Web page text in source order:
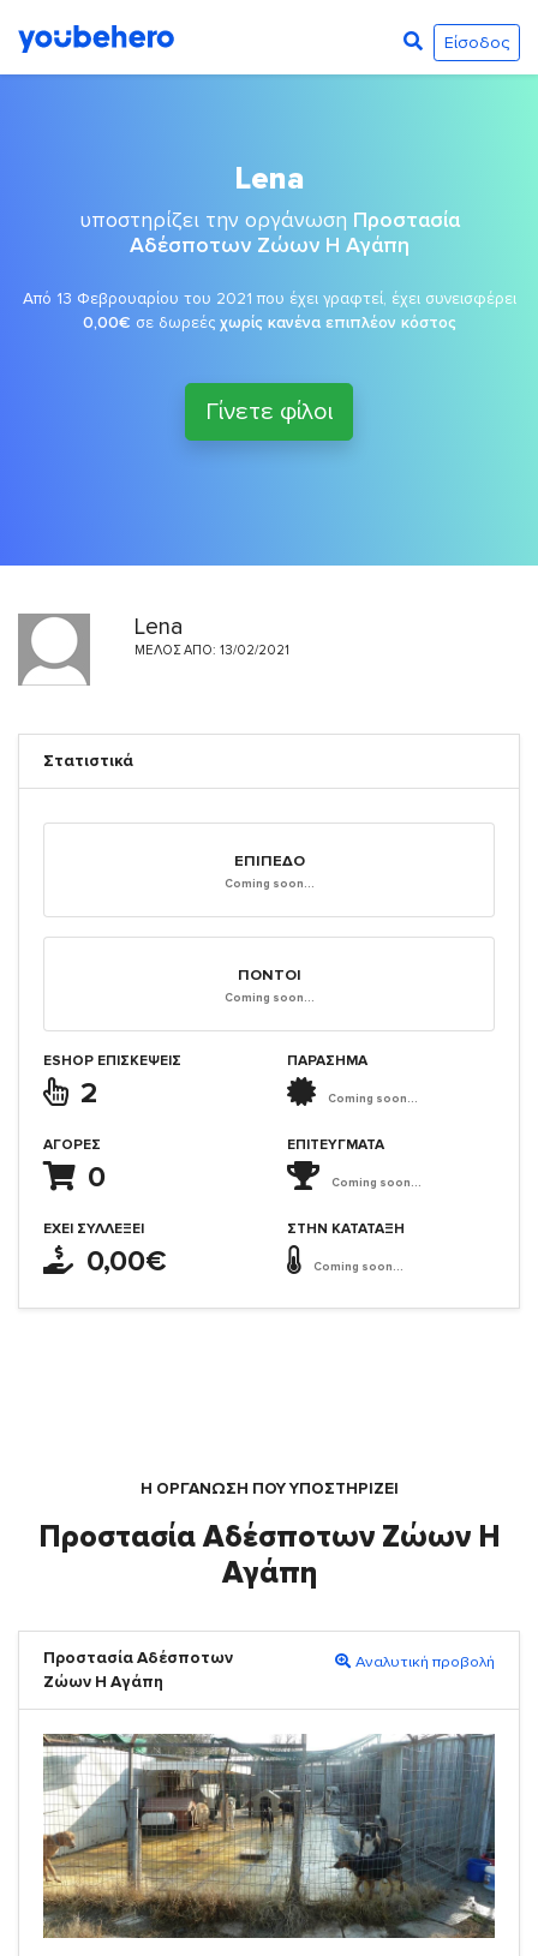
Είσοδος
Lena
υποστηρίζει την οργάνωση Προστασία
Αδέσποτων Ζώων Η Αγάπη
Από 13 Φεβρουαρίου του 2021 που έχει γραφτεί, έχει συνεισφέρει
0,00€ σε δωρεές χωρίς κανένα επιπλέον κόστος
Γίνετε φίλοι
Lena
ΜΈΛΟΣ ΑΠΌ: 13/02/2021
Στατιστικά
ΕΠΊΠΕΔΟ
Coming soon...
ΠΌΝΤΟΙ
Coming soon...
ESHOP ΕΠΙΣΚΈΨΕΙΣ
2
ΑΓΟΡΈΣ
0
ΈΧΕΙ ΣΥΛΛΈΞΕΙ
0,00€
ΠΑΡΑΣΗΜΑ
Coming soon...
ΕΠΙΤΕΎΓΜΑΤΑ
Coming soon...
ΣΤΗΝ ΚΑΤΆΤΑΞΗ
Coming soon...
Η ΟΡΓΆΝΩΣΗ ΠΟΥ ΥΠΟΣΤΗΡΙΖΕΙ
Προστασία Αδέσποτων Ζώων Η
Αγάπη
Προστασία Αδέσποτων
Ζώων Η Αγάπη
Αναλυτική προβολή